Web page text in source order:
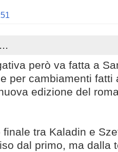
però va fatta a
per cambiamenti fatti
edizione del
finale tra Kaladin e
dal primo, ma dalla